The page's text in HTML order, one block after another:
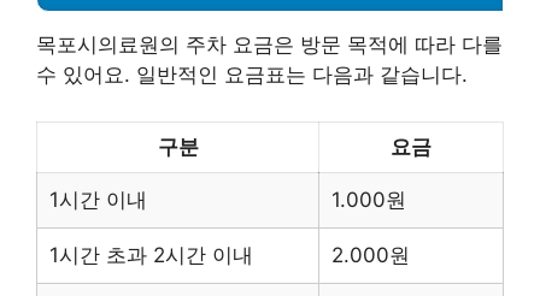
목포시의료원의 주차 요금은 방문 목적에 따라 다를
수 있어요. 일반적인 요금표는 다음과 같습니다.
구분 요금
1시간 이내 1.000원
1시간 초과 2시간 이내 2.000원